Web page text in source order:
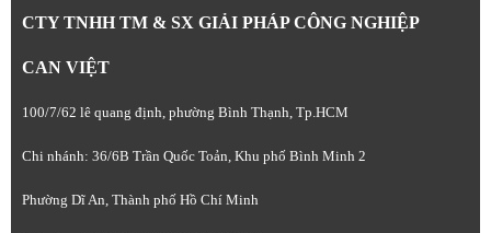
CTY TNHH TM & SX GIẢI PHÁP CÔNG NGHIỆP
CAN VIỆT
100/7/62 lê quang định, phường Bình Thạnh, Tp.HCM
Chi nhánh: 36/6B Trần Quốc Toản, Khu phố Bình Minh 2
Phường Dĩ An, Thành phố Hồ Chí Minh